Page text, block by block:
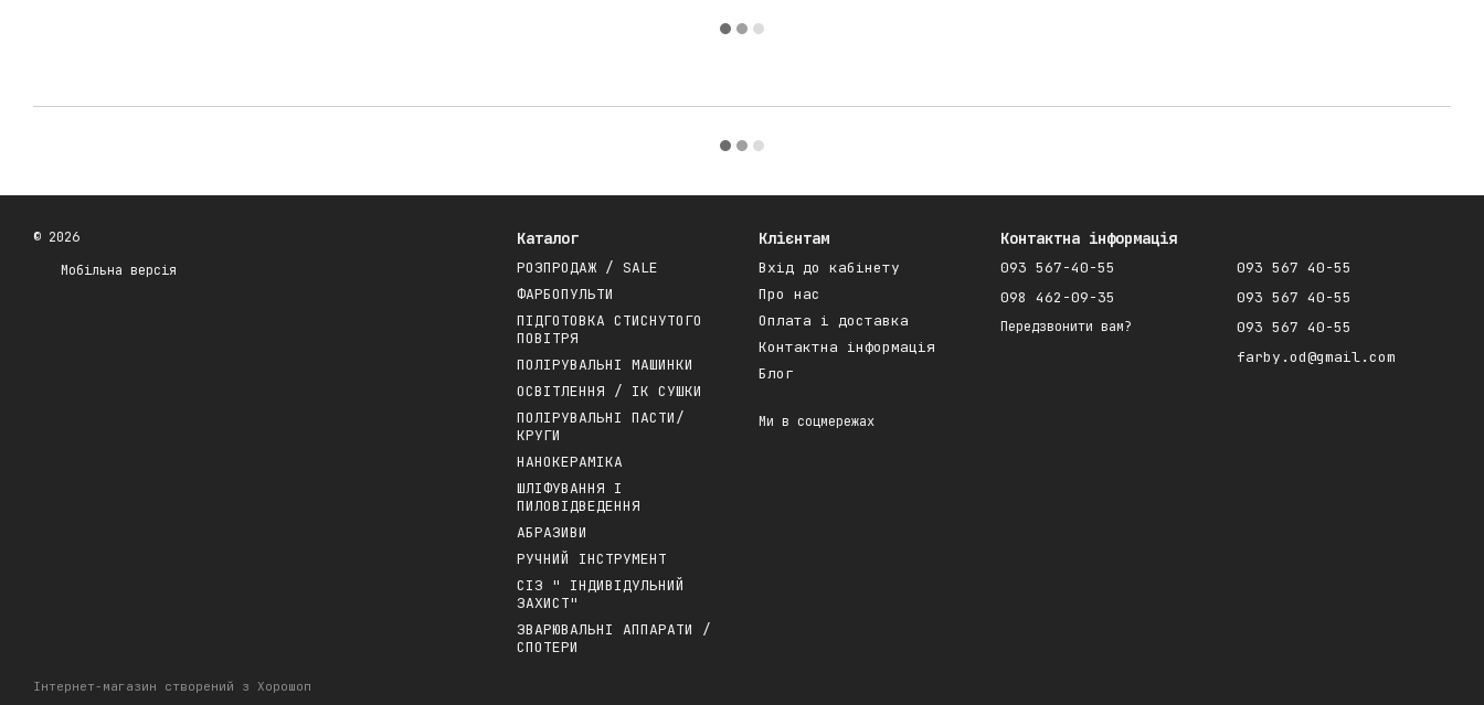
© 2026
Мобільна версія
Інтернет-магазин створений з Хорошоп
Каталог
РОЗПРОДАЖ / SALE
ФАРБОПУЛЬТИ
ПІДГОТОВКА СТИСНУТОГО
ПОВІТРЯ
ПОЛІРУВАЛЬНІ МАШИНКИ
ОСВІТЛЕННЯ / ІК СУШКИ
ПОЛІРУВАЛЬНІ ПАСТИ/
КРУГИ
НАНОКЕРАМІКА
ШЛІФУВАННЯ І
ПИЛОВІДВЕДЕННЯ
АБРАЗИВИ
РУЧНИЙ ІНСТРУМЕНТ
СІЗ " ІНДИВІДУЛЬНИЙ
ЗАХИСТ"
ЗВАРЮВАЛЬНІ АППАРАТИ /
СПОТЕРИ
Клієнтам
Вхід до кабінету
Про нас
Оплата і доставка
Контактна інформація
Блог
Ми в соцмережах
Контактна інформація
093 567-40-55
098 462-09-35
Передзвонити вам?
093 567 40-55
093 567 40-55
093 567 40-55
farby.od@gmail.com